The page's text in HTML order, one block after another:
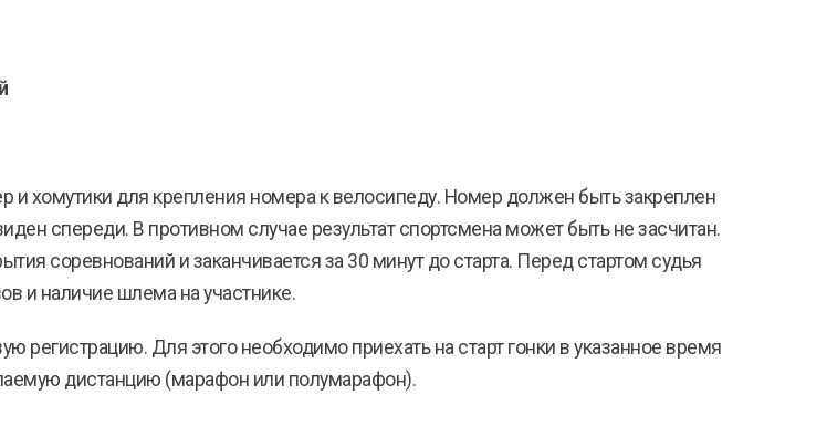
и хомутики для крепления номера к велосипеду. Номер должен быть закреплен
спереди. В противном случае результат спортсмена может быть не засчитан.
соревнований и заканчивается за 30 минут до старта. Перед стартом судья
и наличие шлема на участнике.
регистрацию. Для этого необходимо приехать на старт гонки в указанное время
дистанцию (марафон или полумарафон).